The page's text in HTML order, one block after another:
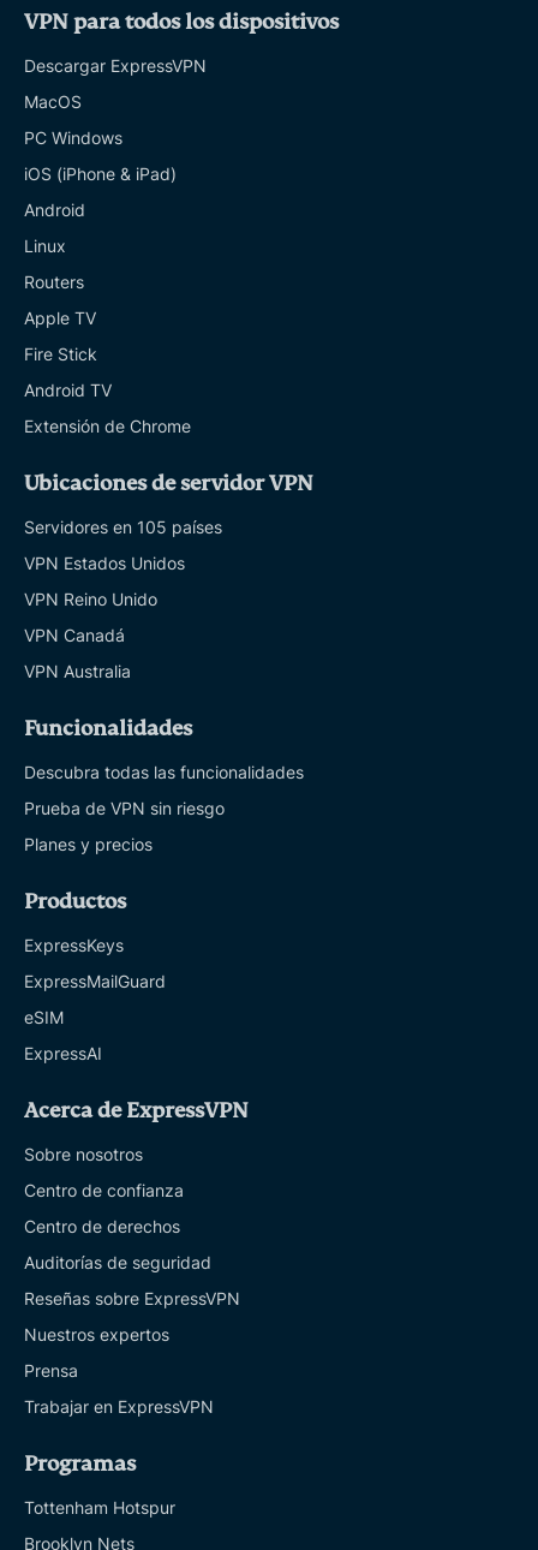
VPN para todos los dispositivos
Descargar ExpressVPN
MacOS
PC Windows
iOS (iPhone & iPad)
Android
Linux
Routers
Apple TV
Fire Stick
Android TV
Extensión de Chrome
Ubicaciones de servidor VPN
Servidores en 105 países
VPN Estados Unidos
VPN Reino Unido
VPN Canadá
VPN Australia
Funcionalidades
Descubra todas las funcionalidades
Prueba de VPN sin riesgo
Planes y precios
Productos
ExpressKeys
ExpressMailGuard
eSIM
ExpressAI
Acerca de ExpressVPN
Sobre nosotros
Centro de confianza
Centro de derechos
Auditorías de seguridad
Reseñas sobre ExpressVPN
Nuestros expertos
Prensa
Trabajar en ExpressVPN
Programas
Tottenham Hotspur
Brooklyn Nets